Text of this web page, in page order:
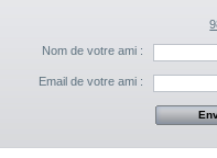
Nom de votre ami :
Email de votre ami :